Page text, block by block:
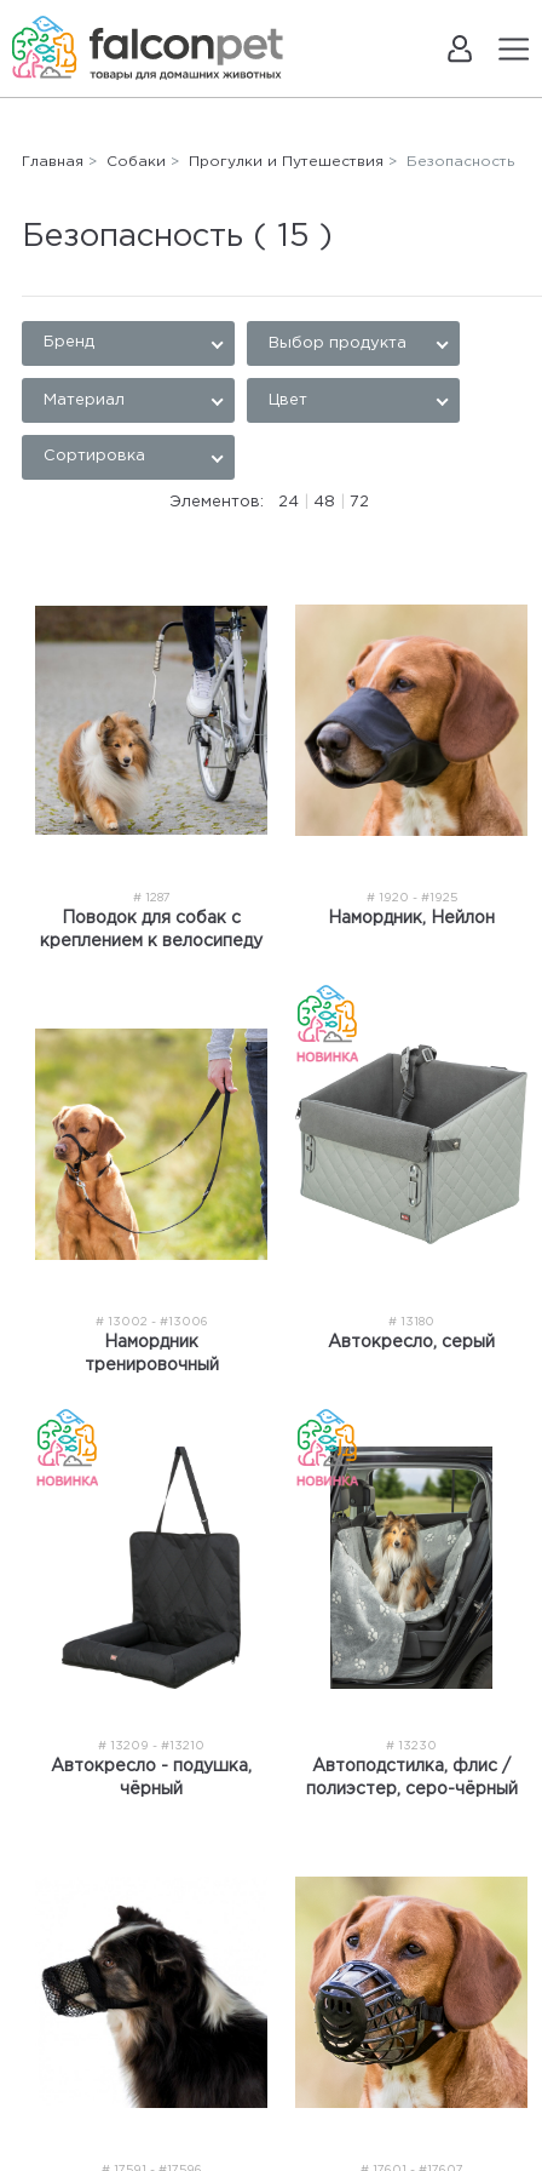
Главная > Собаки > Прогулки и Путешествия > Безопасность
Безопасность ( 15 )
Бренд Выбор продукта
Материал Цвет
Сортировка
Элементов: 24 48 72
# 1287
Поводок для собак с
креплением к велосипеду
# 1920 - #1925
Намордник, Нейлон
# 13002 - #13006
Намордник
тренировочный
# 13180
Автокресло, серый
# 13209 - #13210
Автокресло - подушка,
чёрный
# 13230
Автоподстилка, флис /
полиэстер, серо-чёрный